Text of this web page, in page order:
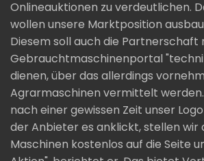
Onlineauktionen zu verdeutlichen.
wollen unsere Marktposition
Diesem soll auch die Partnerschaft
Gebrauchtmaschinenportal
dienen, über das allerdings
Agrarmaschinen vermittelt
nach einer gewissen Zeit unser
der Anbieter es anklickt, stellen
Maschinen kostenlos auf die Seite